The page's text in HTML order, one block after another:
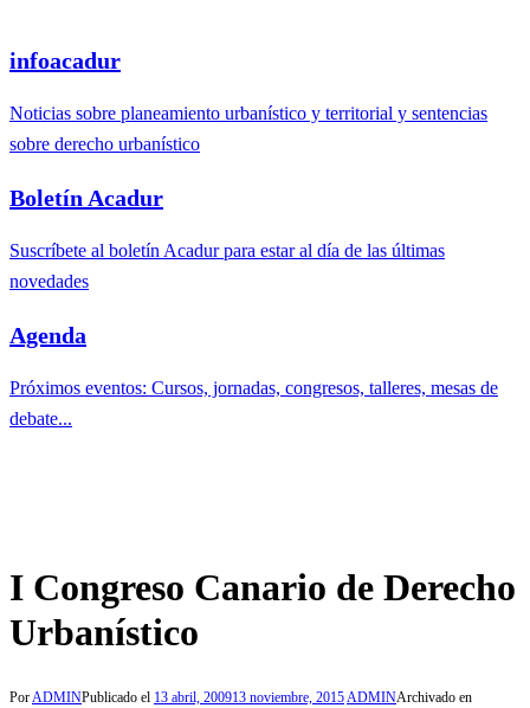
infoacadur
Noticias sobre planeamiento urbanístico y territorial y sentencias
sobre derecho urbanístico
Boletín Acadur
Suscríbete al boletín Acadur para estar al día de las últimas
novedades
Agenda
Próximos eventos: Cursos, jornadas, congresos, talleres, mesas de
debate...
I Congreso Canario de Derecho
Urbanístico
PorADMINPublicado el 13 abril, 200913 noviembre, 2015ADMINArchivado en